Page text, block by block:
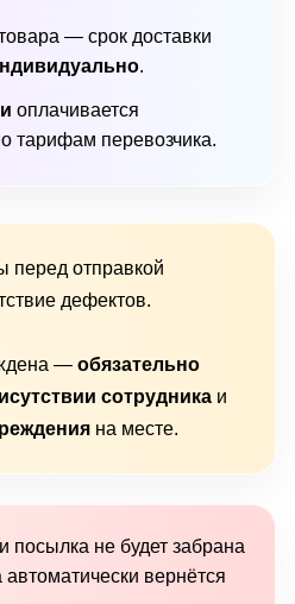
— срок доставки
.
оплачивается
тарифам перевозчика.
перед отправкой
дефектов.
— обязательно
сотрудника и
на месте.
посылка не будет забрана
автоматически вернётся